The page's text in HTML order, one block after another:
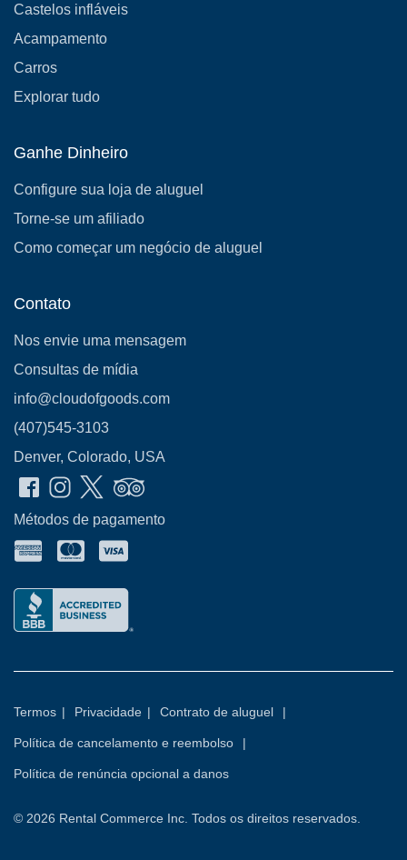
Castelos infláveis
Acampamento
Carros
Explorar tudo
Ganhe Dinheiro
Configure sua loja de aluguel
Torne-se um afiliado
Como começar um negócio de aluguel
Contato
Nos envie uma mensagem
Consultas de mídia
info@cloudofgoods.com
(407)545-3103
Denver, Colorado, USA
Métodos de pagamento
Termos | Privacidade | Contrato de aluguel |
Política de cancelamento e reembolso |
Política de renúncia opcional a danos
© 2026 Rental Commerce Inc. Todos os direitos reservados.